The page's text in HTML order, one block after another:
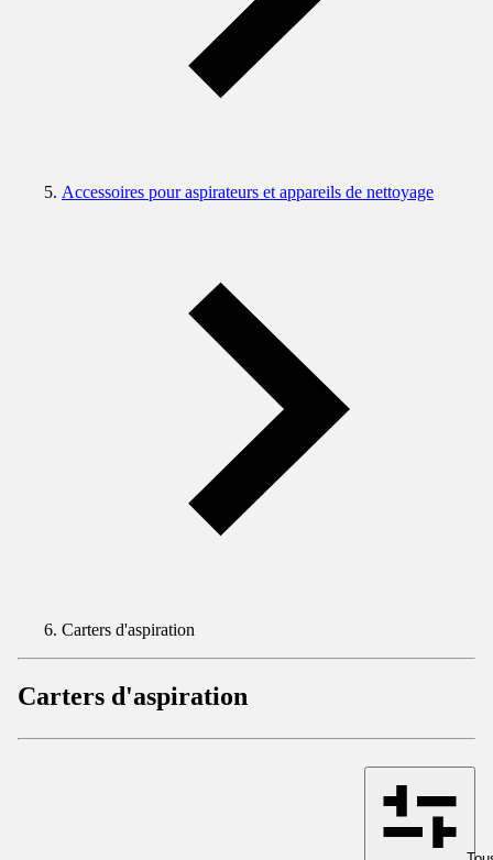
Accessoires pour aspirateurs et appareils de nettoyage
Carters d'aspiration
Carters d'aspiration